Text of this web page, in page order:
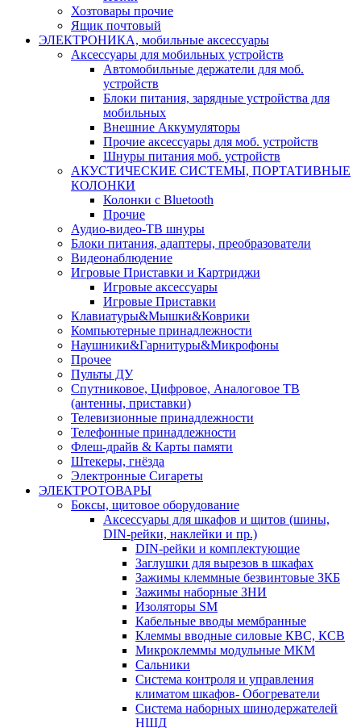
Хозтовары прочие
Ящик почтовый
ЭЛЕКТРОНИКА, мобильные аксессуары
Аксессуары для мобильных устройств
Автомобильные держатели для моб.
устройств
Блоки питания, зарядные устройства для
мобильных
Внешние Аккумуляторы
Прочие аксессуары для моб. устройств
Шнуры питания моб. устройств
АКУСТИЧЕСКИЕ СИСТЕМЫ, ПОРТАТИВНЫЕ
КОЛОНКИ
Колонки с Bluetooth
Прочие
Аудио-видео-ТВ шнуры
Блоки питания, адаптеры, преобразователи
Видеонаблюдение
Игровые Приставки и Картриджи
Игровые аксессуары
Игровые Приставки
Клавиатуры&Мышки&Коврики
Компьютерные принадлежности
Наушники&Гарнитуры&Микрофоны
Прочее
Пульты ДУ
Спутниковое, Цифровое, Аналоговое ТВ
(антенны, приставки)
Телевизионные принадлежности
Телефонные принадлежности
Флеш-драйв & Карты памяти
Штекеры, гнёзда
Электронные Сигареты
ЭЛЕКТРОТОВАРЫ
Боксы, щитовое оборудование
Аксессуары для шкафов и щитов (шины,
DIN-рейки, наклейки и пр.)
DIN-рейки и комплектующие
Заглушки для вырезов в шкафах
Зажимы клеммные безвинтовые ЗКБ
Зажимы наборные ЗНИ
Изоляторы SM
Кабельные вводы мембранные
Клеммы вводные силовые КВС, КСВ
Микроклеммы модульные МКМ
Сальники
Система контроля и управления
климатом шкафов- Обогреватели
Система наборных шинодержателей
НШД